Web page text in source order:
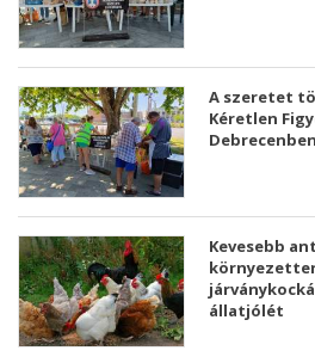
A szeretet
Kéretlen
Debrecenben
Kevesebb
állatjólét